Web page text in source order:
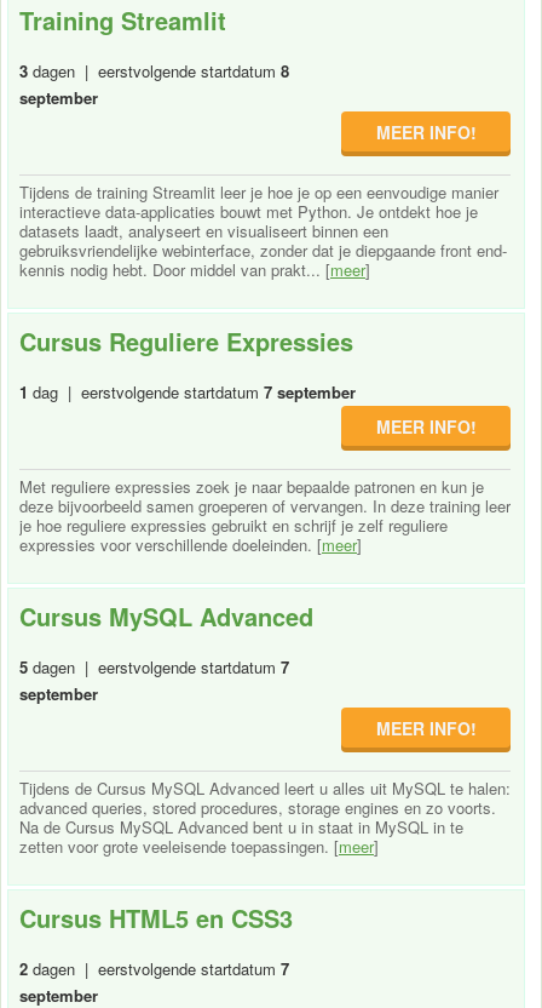
Training Streamlit
3 dagen | eerstvolgende startdatum 8
september
MEER INFO!
Tijdens de training Streamlit leer je hoe je op een eenvoudige manier
interactieve data-applicaties bouwt met Python. Je ontdekt hoe je
datasets laadt, analyseert en visualiseert binnen een
gebruiksvriendelijke webinterface, zonder dat je diepgaande front end-
kennis nodig hebt. Door middel van prakt... [meer]
Cursus Reguliere Expressies
1 dag | eerstvolgende startdatum 7 september
MEER INFO!
Met reguliere expressies zoek je naar bepaalde patronen en kun je
deze bijvoorbeeld samen groeperen of vervangen. In deze training leer
je hoe reguliere expressies gebruikt en schrijf je zelf reguliere
expressies voor verschillende doeleinden. [meer]
Cursus MySQL Advanced
5 dagen | eerstvolgende startdatum 7
september
MEER INFO!
Tijdens de Cursus MySQL Advanced leert u alles uit MySQL te halen:
advanced queries, stored procedures, storage engines en zo voorts.
Na de Cursus MySQL Advanced bent u in staat in MySQL in te
zetten voor grote veeleisende toepassingen. [meer]
Cursus HTML5 en CSS3
2 dagen | eerstvolgende startdatum 7
september